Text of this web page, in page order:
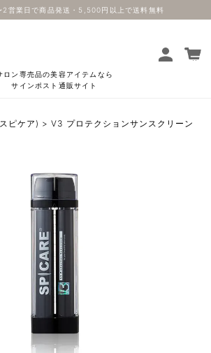
2営業日で商品発送・5,500円以上で送料無料
ロン専売品の美容アイテムなら
サインポスト通販サイト
ピケア) V3 プロテクションサンスクリーン